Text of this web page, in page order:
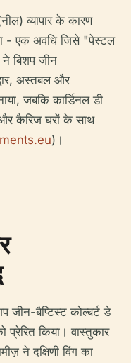
व्यापार के कारण
- एक अवधि जिसे "पेस्टल
बिशप जीन
अस्तबल और
जबकि कार्डिनल डी
कैरिज घरों के साथ
)।
जीन-बैप्टिस्ट कोल्बर्ट डे
प्रेरित किया। वास्तुकार
ने दक्षिणी विंग का